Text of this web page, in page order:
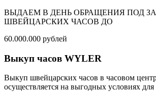
ВЫДАЕМ В ДЕНЬ ОБРАЩЕНИЯ ПОД
ШВЕЙЦАРСКИХ ЧАСОВ ДО
60.000.000 рублей
Выкуп часов WYLER
Выкуп швейцарских часов в часовом
осуществляется на выгодных условиях